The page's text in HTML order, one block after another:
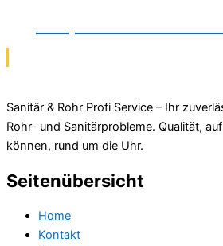
Sanitär & Rohr Profi Service – Ihr
Rohr- und Sanitärprobleme. Qualität,
können, rund um die Uhr.
Seitenübersicht
Home
Kontakt